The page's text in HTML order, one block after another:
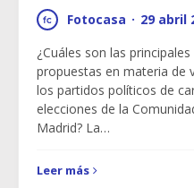
Fotocasa · 29 abril
¿Cuáles son las principales
propuestas en materia de
los partidos políticos de
elecciones de la
Madrid? La…
Leer más